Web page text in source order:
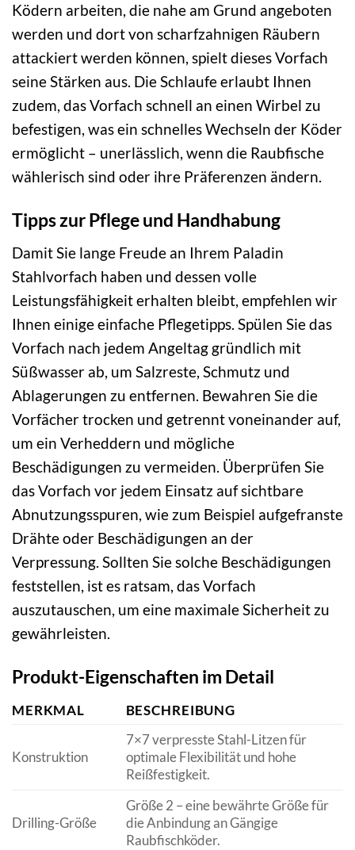
Ködern arbeiten, die nahe am Grund angeboten
werden und dort von scharfzahnigen Räubern
attackiert werden können, spielt dieses Vorfach
seine Stärken aus. Die Schlaufe erlaubt Ihnen
zudem, das Vorfach schnell an einen Wirbel zu
befestigen, was ein schnelles Wechseln der Köder
ermöglicht – unerlässlich, wenn die Raubfische
wählerisch sind oder ihre Präferenzen ändern.
Tipps zur Pflege und Handhabung
Damit Sie lange Freude an Ihrem Paladin
Stahlvorfach haben und dessen volle
Leistungsfähigkeit erhalten bleibt, empfehlen wir
Ihnen einige einfache Pflegetipps. Spülen Sie das
Vorfach nach jedem Angeltag gründlich mit
Süßwasser ab, um Salzreste, Schmutz und
Ablagerungen zu entfernen. Bewahren Sie die
Vorfächer trocken und getrennt voneinander auf,
um ein Verheddern und mögliche
Beschädigungen zu vermeiden. Überprüfen Sie
das Vorfach vor jedem Einsatz auf sichtbare
Abnutzungsspuren, wie zum Beispiel aufgefranste
Drähte oder Beschädigungen an der
Verpressung. Sollten Sie solche Beschädigungen
feststellen, ist es ratsam, das Vorfach
auszutauschen, um eine maximale Sicherheit zu
gewährleisten.
Produkt-Eigenschaften im Detail
MERKMAL BESCHREIBUNG
Konstruktion
7×7 verpresste Stahl-Litzen für
optimale Flexibilität und hohe
Reißfestigkeit.
Drilling-Größe
Größe 2 – eine bewährte Größe für
die Anbindung an Gängige
Raubfischköder.